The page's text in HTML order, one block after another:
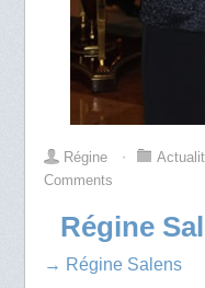
Régine ⋅
Comments
Régine
→ Régine Salens